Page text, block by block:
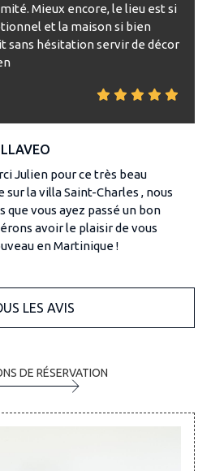
Mieux encore, le lieu est si
et la maison si bien
sans hésitation servir de décor
Julien pour ce très beau
la villa Saint-Charles , nous
que vous ayez passé un bon
avoir le plaisir de vous
en Martinique !
LES AVIS
DE RÉSERVATION